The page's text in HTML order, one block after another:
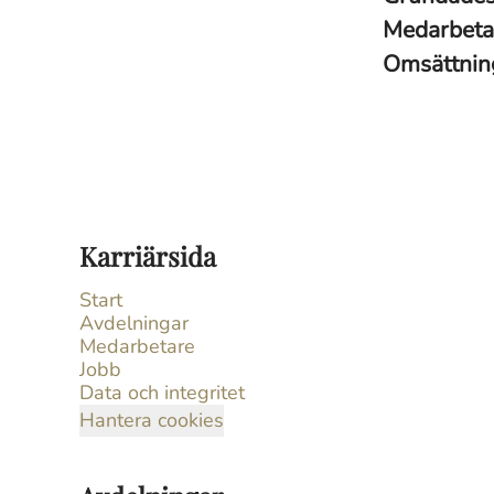
Karriärsida
Start
Avdelningar
Medarbetare
Jobb
Data och integritet
Hantera cookies